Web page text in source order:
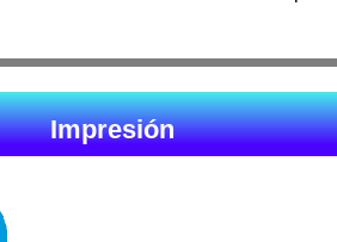
Impresión